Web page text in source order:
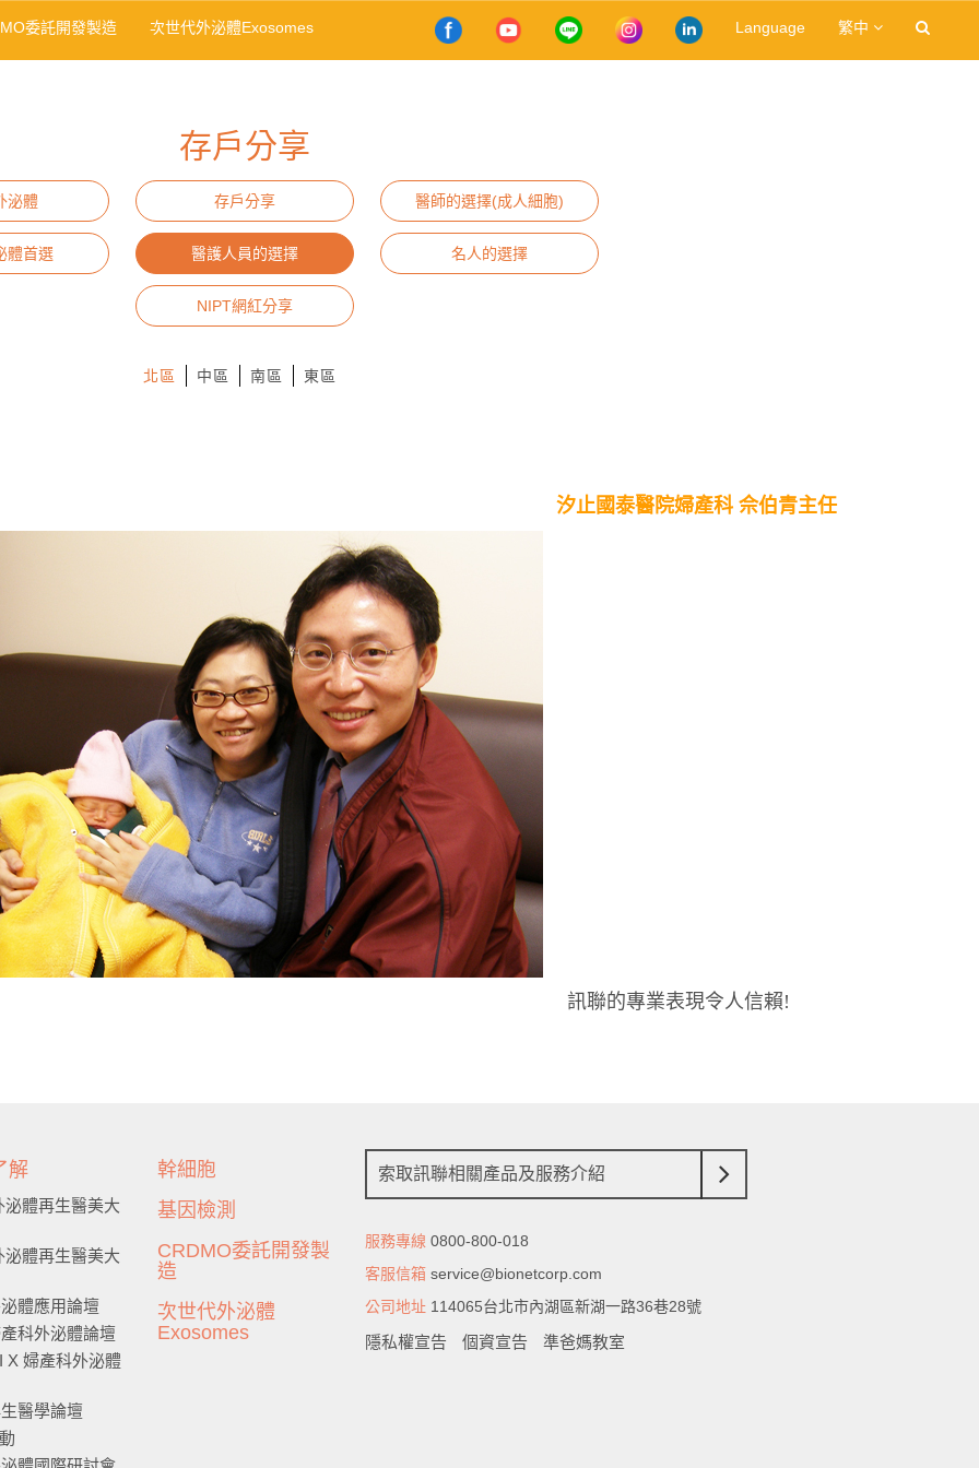
委託開發製造 次世代外泌體Exosomes Language 繁中
存戶分享
泌體 存戶分享 醫師的選擇(成人細胞)
體首選 醫護人員的選擇 名人的選擇
NIPT網紅分享
北區 中區 南區 東區
院婦產科 佘伯青主任
業表現令人信賴!
解
泌體再生醫美大
泌體再生醫美大
體應用論壇
科外泌體論壇
X 婦產科外泌體
醫學論壇
幹細胞
基因檢測
CRDMO委託開發製
造
次世代外泌體
Exosomes
索取訊聯相關產品及服務介紹
服務專線 0800-800-018
客服信箱 service@bionetcorp.com
公司地址 114065台北市內湖區新湖一路36巷28號
隱私權宣告 個資宣告 準爸媽教室